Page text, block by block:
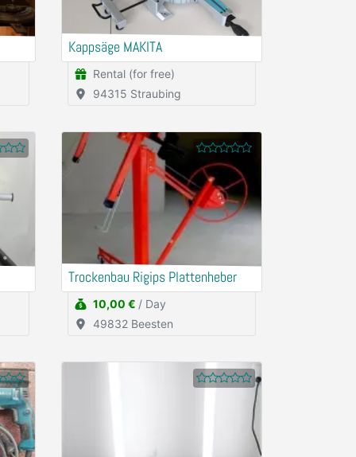
Kappsäge MAKITA
Rental (for free)
94315 Straubing
Trockenbau Rigips Plattenheber
10,00 € / Day
49832 Beesten